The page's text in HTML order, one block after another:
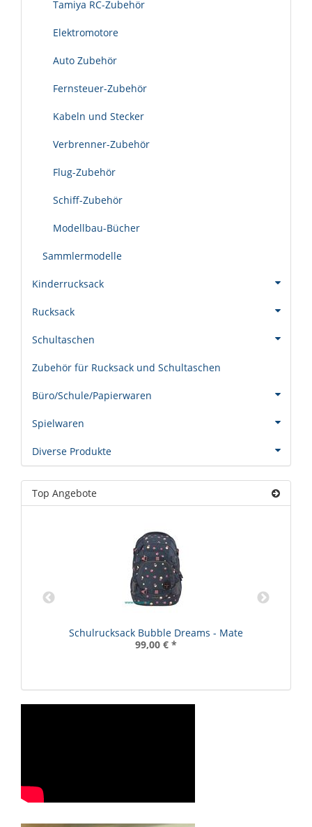
Tamiya RC-Zubehör
Elektromotore
Auto Zubehör
Fernsteuer-Zubehör
Kabeln und Stecker
Verbrenner-Zubehör
Flug-Zubehör
Schiff-Zubehör
Modellbau-Bücher
Sammlermodelle
Kinderrucksack
Rucksack
Schultaschen
Zubehör für Rucksack und Schultaschen
Büro/Schule/Papierwaren
Spielwaren
Diverse Produkte
Top Angebote
Schulrucksack Bubble Dreams - Mate
99,00 € *